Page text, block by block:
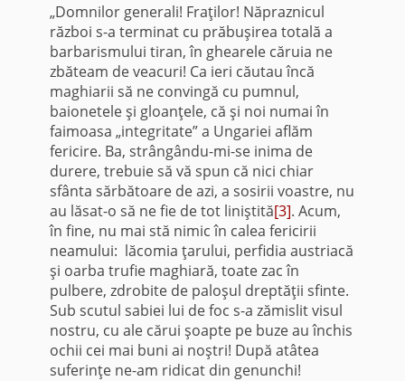
„Domnilor generali! Fraţilor! Năpraznicul
război s-a ter­minat cu prăbuşirea totală a
barbarismului tiran, în ghearele căruia ne
zbăteam de veacuri! Ca ieri căutau încă
maghiarii să ne convingă cu pumnul,
baionetele şi gloanţele, că şi noi numai în
faimoasa „integritate” a Ungariei aflăm
fericire. Ba, strângându-mi-se inima de
durere, trebuie să vă spun că nici chiar
sfânta sărbătoare de azi, a sosirii voastre, nu
au lăsat-o să ne fie de tot liniştită[3]. Acum,
în fine, nu mai stă nimic în calea fericirii
neamului: lăcomia ţarului, perfidia austriacă
şi oarba trufie maghiară, toate zac în
pulbere, zdrobite de paloşul dreptăţii sfinte.
Sub scutul sabiei lui de foc s-a zămislit visul
nostru, cu ale cărui şoapte pe buze au închis
ochii cei mai buni ai noştri! După atâtea
suferinţe ne-am ridicat din genunchi!